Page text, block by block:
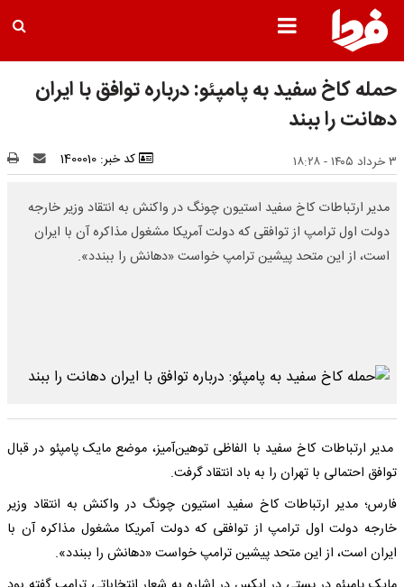
حمله کاخ سفید به پامپئو: درباره توافق با ایران
دهانت را ببند
۳ خرداد ۱۴۰۵ - ۱۸:۲۸ کد خبر: 1400010
مدیر ارتباطات کاخ سفید استیون چونگ در واکنش به انتقاد وزیر خارجه
دولت اول ترامپ از توافقی که دولت آمریکا مشغول مذاکره آن با ایران
است، از این متحد پیشین ترامپ خواست «دهانش را ببندد».
مدیر ارتباطات کاخ سفید با الفاظی توهین‌آمیز، موضع مایک پامپئو در قبال
توافق احتمالی با تهران را به باد انتقاد گرفت.
فارس؛‌ مدیر ارتباطات کاخ سفید استیون چونگ در واکنش به انتقاد وزیر
خارجه دولت اول ترامپ از توافقی که دولت آمریکا مشغول مذاکره آن با
ایران است، از این متحد پیشین ترامپ خواست «دهانش را ببندد».